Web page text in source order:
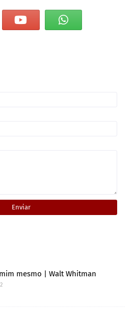
mesmo | Walt Whitman